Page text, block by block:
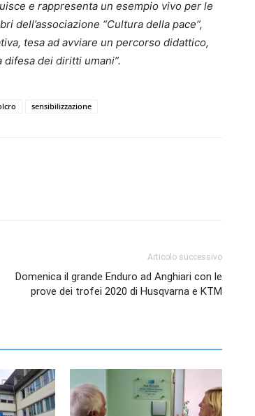
e rappresenta un esempio vivo per le
dell’associazione “Cultura della pace”,
tesa ad avviare un percorso didattico,
dei diritti umani”.
sensibilizzazione
Articolo successivo
Domenica il grande Enduro ad Anghiari con le
prove dei trofei 2020 di Husqvarna e KTM